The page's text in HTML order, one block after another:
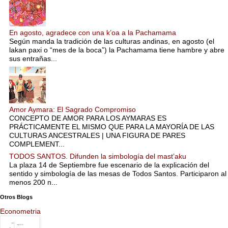
En agosto, agradece con una k’oa a la Pachamama
Según manda la tradición de las culturas andinas, en agosto (el
lakan paxi o “mes de la boca”) la Pachamama tiene hambre y abre
sus entrañas...
Amor Aymara: El Sagrado Compromiso
CONCEPTO DE AMOR PARA LOS AYMARAS ES
PRÁCTICAMENTE EL MISMO QUE PARA LA MAYORÍA DE LAS
CULTURAS ANCESTRALES | UNA FIGURA DE PARES
COMPLEMENT...
TODOS SANTOS. Difunden la simbología del mast’aku
La plaza 14 de Septiembre fue escenario de la explicación del
sentido y simbología de las mesas de Todos Santos. Participaron al
menos 200 n...
Otros Blogs
Econometria